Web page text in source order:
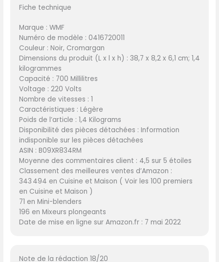
Fiche technique
Marque : WMF
Numéro de modèle : 0416720011
Couleur : Noir, Cromargan
Dimensions du produit (L x l x h) : 38,7 x 8,2 x 6,1 cm; 1,4
kilogrammes
Capacité : 700 Millilitres
Voltage : 220 Volts
Nombre de vitesses : 1
Caractéristiques : Légère
Poids de l’article : 1,4 Kilograms
Disponibilité des pièces détachées : Information
indisponible sur les pièces détachées
ASIN : B09XR834RM
Moyenne des commentaires client : 4,5 sur 5 étoiles
Classement des meilleures ventes d’Amazon :
343 494 en Cuisine et Maison ( Voir les 100 premiers
en Cuisine et Maison )
71 en Mini-blenders
196 en Mixeurs plongeants
Date de mise en ligne sur Amazon.fr : 7 mai 2022
Note de la rédaction 18/20